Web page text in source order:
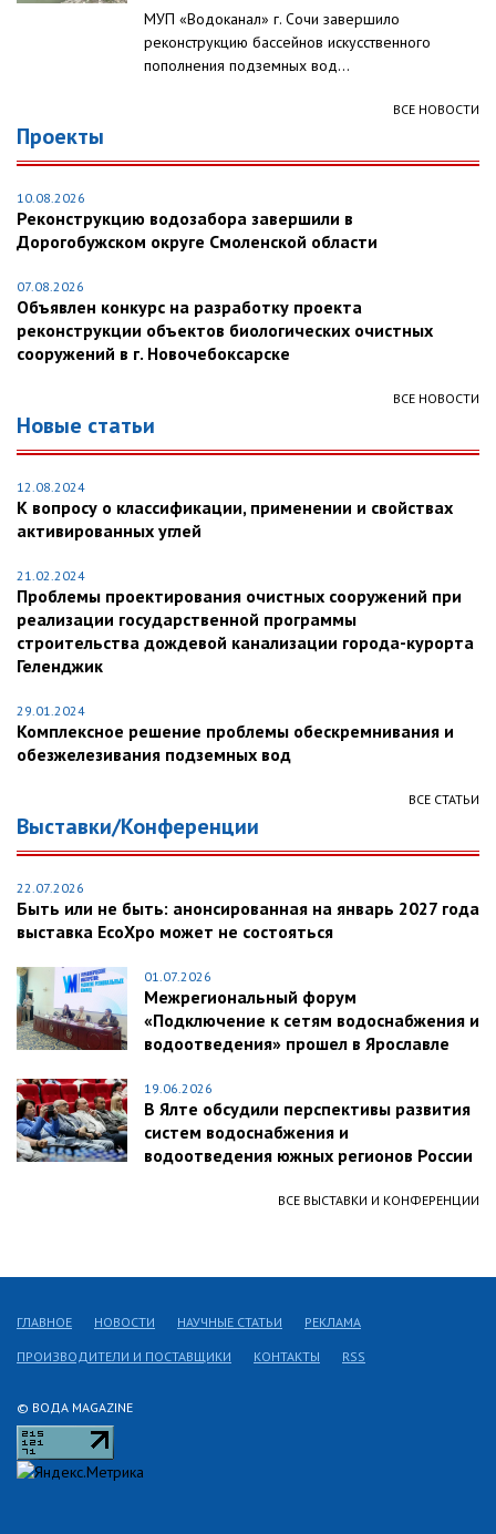
МУП «Водоканал» г. Сочи завершило
реконструкцию бассейнов искусственного
пополнения подземных вод...
ВСЕ НОВОСТИ
Проекты
10.08.2026
Реконструкцию водозабора завершили в
Дорогобужском округе Смоленской области
07.08.2026
Объявлен конкурс на разработку проекта
реконструкции объектов биологических очистных
сооружений в г. Новочебоксарске
ВСЕ НОВОСТИ
Новые статьи
12.08.2024
К вопросу о классификации, применении и свойствах
активированных углей
21.02.2024
Проблемы проектирования очистных сооружений при
реализации государственной программы
строительства дождевой канализации города-курорта
Геленджик
29.01.2024
Комплексное решение проблемы обескремнивания и
обезжелезивания подземных вод
ВСЕ СТАТЬИ
Выставки/Конференции
22.07.2026
Быть или не быть: анонсированная на январь 2027 года
выставка EcoXpo может не состояться
01.07.2026
Межрегиональный форум
«Подключение к сетям водоснабжения и
водоотведения» прошел в Ярославле
19.06.2026
В Ялте обсудили перспективы развития
систем водоснабжения и
водоотведения южных регионов России
ВСЕ ВЫСТАВКИ И КОНФЕРЕНЦИИ
© ВОДА MAGAZINE
ГЛАВНОЕ НОВОСТИ НАУЧНЫЕ СТАТЬИ РЕКЛАМА
ПРОИЗВОДИТЕЛИ И ПОСТАВЩИКИ КОНТАКТЫ RSS